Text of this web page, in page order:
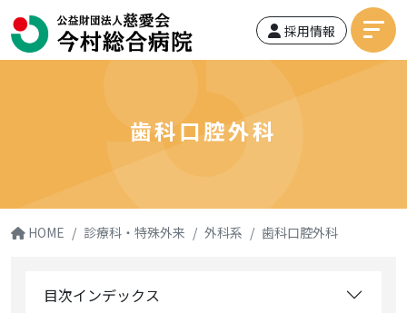
採用情報
歯科口腔外科
HOME 診療科・特殊外来 外科系 歯科口腔外科
目次インデックス